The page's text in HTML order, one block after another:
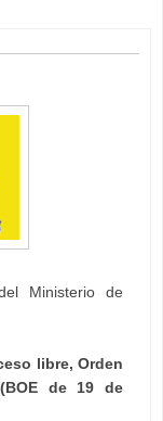
Ministerio de
libre, Orden
de 19 de